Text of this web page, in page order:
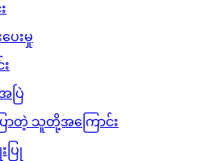
ေးမှု
ြဲ
ာတဲ့ သူတို့အကြောင်း
ပြု